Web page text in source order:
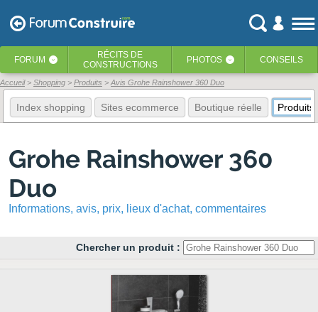
FORUM ‹ RÉCITS DE
CONSTRUCTIONS
PHOTOS ‹ CONSEILS
Accueil Shopping Produits Avis Grohe Rainshower 360 Duo
Index shopping Sites ecommerce Boutique réelle Produits
Grohe Rainshower 360
Duo
Informations, avis, prix, lieux d'achat, commentaires
Chercher un produit :